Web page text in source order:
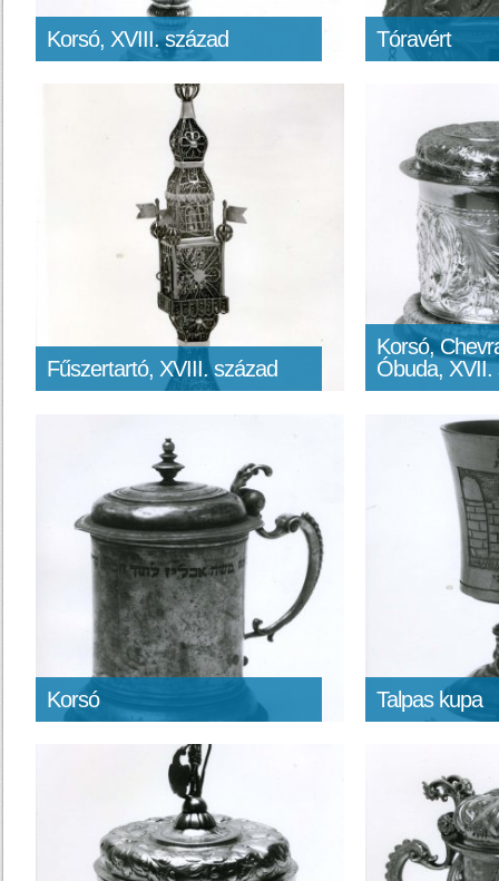
Korsó, XVIII. század Tóravért
Fűszertartó, XVIII. század
Korsó,
Óbuda, XVII.
Korsó Talpas kupa